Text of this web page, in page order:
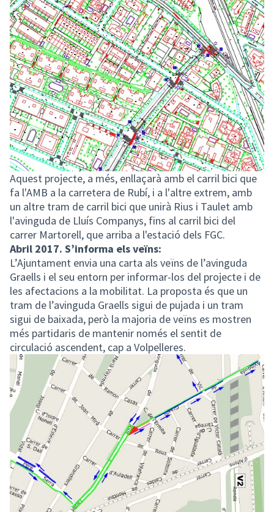
Aquest projecte, a més, enllaçarà amb el carril bici que
fa l'AMB a la carretera de Rubí, i a l'altre extrem, amb
un altre tram de carril bici que unirà Rius i Taulet amb
l'avinguda de Lluís Companys, fins al carril bici del
carrer Martorell, que arriba a l'estació dels FGC.
Abril 2017. S’informa els veïns:
L’Ajuntament envia una carta als veïns de l’avinguda
Graells i el seu entorn per informar-los del projecte i de
les afectacions a la mobilitat. La proposta és que un
tram de l’avinguda Graells sigui de pujada i un tram
sigui de baixada, però la majoria de veïns es mostren
més partidaris de mantenir només el sentit de
circulació ascendent, cap a Volpelleres.